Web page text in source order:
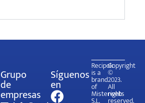
Grupo
de
empresas
Síguenos
en
Recipok
is a
brand
of
Misterweb
Copyright
©
2023.
All
rights